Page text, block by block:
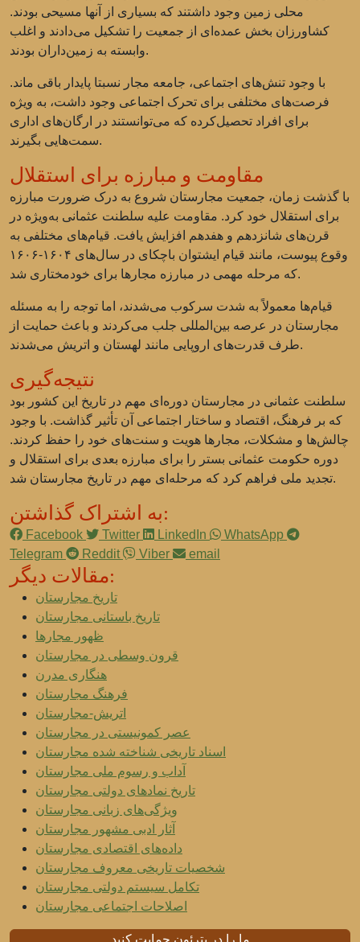
محلی زمین وجود داشتند که بسیاری از آنها مسیحی بودند.
کشاورزان بخش عمده‌ای از جمعیت را تشکیل می‌دادند و اغلب
وابسته به زمین‌داران بودند.
با وجود تنش‌های اجتماعی، جامعه مجار نسبتا پایدار باقی ماند.
فرصت‌های مختلفی برای تحرک اجتماعی وجود داشت، به ویژه
برای افراد تحصیل‌کرده که می‌توانستند در ارگان‌های اداری
سمت‌هایی بگیرند.
مقاومت و مبارزه برای استقلال
با گذشت زمان، جمعیت مجارستان شروع به درک ضرورت مبارزه
برای استقلال خود کرد. مقاومت علیه سلطنت عثمانی به‌ویژه در
قرن‌های شانزدهم و هفدهم افزایش یافت. قیام‌های مختلفی به
وقوع پیوست، مانند قیام ایشتوان باچکای در سال‌های ۱۶۰۴-۱۶۰۶
که مرحله مهمی در مبارزه مجارها برای خودمختاری شد.
قیام‌ها معمولاً به شدت سرکوب می‌شدند، اما توجه را به مسئله
مجارستان در عرصه بین‌المللی جلب می‌کردند و باعث حمایت از
طرف قدرت‌های اروپایی مانند لهستان و اتریش می‌شدند.
نتیجه‌گیری
سلطنت عثمانی در مجارستان دوره‌ای مهم در تاریخ این کشور بود
که بر فرهنگ، اقتصاد و ساختار اجتماعی آن تأثیر گذاشت. با وجود
چالش‌ها و مشکلات، مجارها هویت و سنت‌های خود را حفظ کردند.
دوره حکومت عثمانی بستر را برای مبارزه بعدی برای استقلال و
تجدید ملی فراهم کرد که مرحله‌ای مهم در تاریخ مجارستان شد.
به اشتراک گذاشتن:
Facebook Twitter LinkedIn
WhatsApp
Telegram
Reddit Viber email
مقالات دیگر:
تاریخ مجارستان
تاریخ باستانی مجارستان
ظهور مجارها
قرون وسطی در مجارستان
هنگاری مدرن
فرهنگ مجارستان
اتریش-مجارستان
عصر کمونیستی در مجارستان
اسناد تاریخی شناخته شده مجارستان
آداب و رسوم ملی مجارستان
تاریخ نمادهای دولتی مجارستان
ویژگی‌های زبانی مجارستان
آثار ادبی مشهور مجارستان
داده‌های اقتصادی مجارستان
شخصیات تاریخی معروف مجارستان
تکامل سیستم دولتی مجارستان
اصلاحات اجتماعی مجارستان
ما را در پترئون حمایت کنید